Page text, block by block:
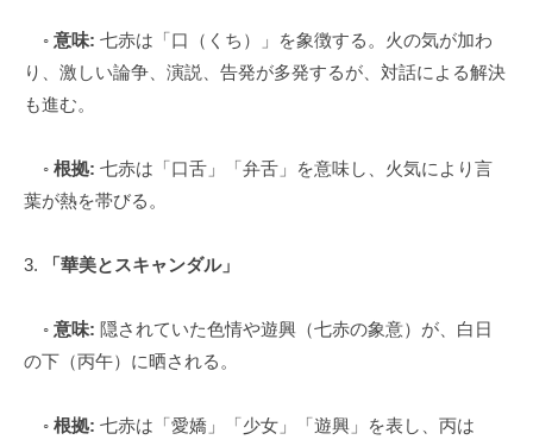
◦ 意味: 七赤は「口（くち）」を象徴する。火の気が加わ
り、激しい論争、演説、告発が多発するが、対話による解決
も進む。
◦ 根拠: 七赤は「口舌」「弁舌」を意味し、火気により言
葉が熱を帯びる。
3. 「華美とスキャンダル」
◦ 意味: 隠されていた色情や遊興（七赤の象意）が、白日
の下（丙午）に晒される。
◦ 根拠: 七赤は「愛嬌」「少女」「遊興」を表し、丙は